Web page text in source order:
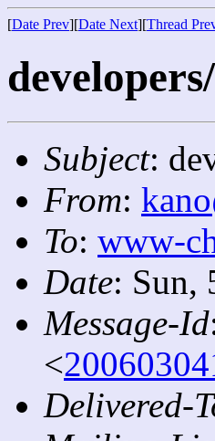
[Date Prev][Date Next][Thread
Subject:
From:
To: www-
Date: Sun,
Message-Id
<
Delivered-